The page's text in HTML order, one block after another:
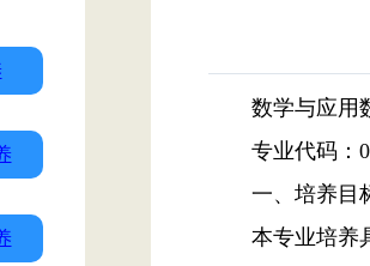
数学与应用
专业代码：
一、培养目
本专业培养